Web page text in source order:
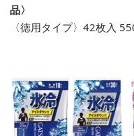
品〉
〈徳用タイプ〉42枚入